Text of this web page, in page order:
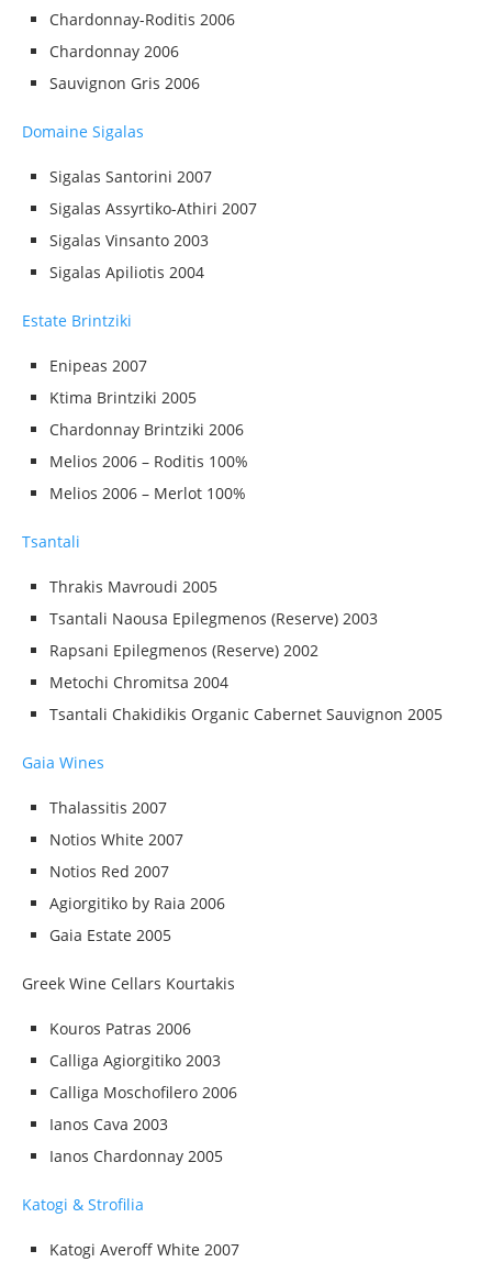
Chardonnay-Roditis 2006
Chardonnay 2006
Sauvignon Gris 2006
Domaine Sigalas
Sigalas Santorini 2007
Sigalas Assyrtiko-Athiri 2007
Sigalas Vinsanto 2003
Sigalas Apiliotis 2004
Estate Brintziki
Enipeas 2007
Ktima Brintziki 2005
Chardonnay Brintziki 2006
Melios 2006 – Roditis 100%
Melios 2006 – Merlot 100%
Tsantali
Thrakis Mavroudi 2005
Tsantali Naousa Epilegmenos (Reserve) 2003
Rapsani Epilegmenos (Reserve) 2002
Metochi Chromitsa 2004
Tsantali Chakidikis Organic Cabernet Sauvignon 2005
Gaia Wines
Thalassitis 2007
Notios White 2007
Notios Red 2007
Agiorgitiko by Raia 2006
Gaia Estate 2005
Greek Wine Cellars Kourtakis
Kouros Patras 2006
Calliga Agiorgitiko 2003
Calliga Moschofilero 2006
Ianos Cava 2003
Ianos Chardonnay 2005
Katogi & Strofilia
Katogi Averoff White 2007